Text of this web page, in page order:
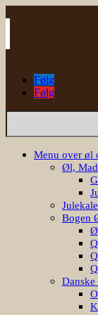
Følg
Følg
Søg
Menu over øl
Øl,
Bogen